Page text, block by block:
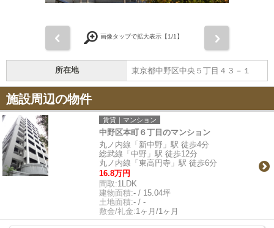
画像タップで拡大表示【1/1】
所在地 東京都中野区中央５丁目４３－１
施設周辺の物件
賃貸｜マンション
中野区本町６丁目のマンション
丸ノ内線「新中野」駅 徒歩4分
総武線「中野」駅 徒歩12分
丸ノ内線「東高円寺」駅 徒歩6分
16.8万円
間取:1LDK
建物面積:- / 15.04坪
土地面積:- / -
敷金/礼金:1ヶ月/1ヶ月